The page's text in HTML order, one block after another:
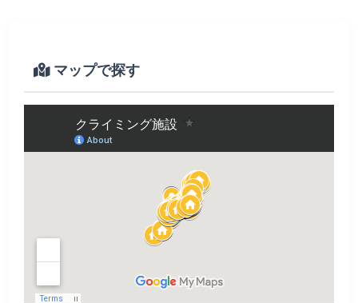
マップで探す